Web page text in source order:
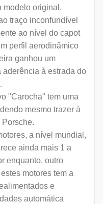
modelo original,
traço inconfundível
ao nível do capot
perfil aerodinâmico
ganhou um
à estrada do
"Carocha" tem uma
mesmo trazer à
a nível mundial,
ainda mais 1 a
enquanto, outro
motores tem a
e
automática